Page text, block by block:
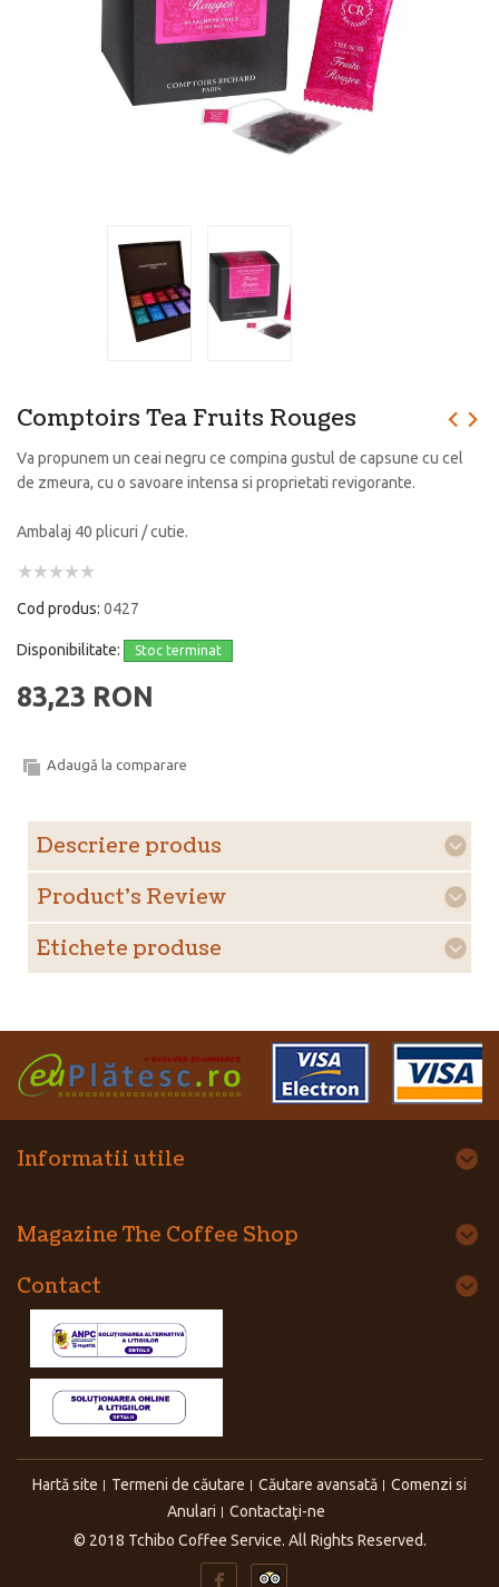
Comptoirs Tea Fruits Rouges
Va propunem un ceai negru ce compina gustul de capsune cu cel
de zmeura, cu o savoare intensa si proprietati revigorante.
Ambalaj 40 plicuri / cutie.
Cod produs: 0427
Disponibilitate: Stoc terminat
83,23 RON
Adaugă la comparare
Descriere produs
Product's Review
Etichete produse
Informatii utile
Magazine The Coffee Shop
Contact
Hartă site Termeni de căutare Căutare avansată
Comenzi si
Anulari
Contactaţi-ne
© 2018 Tchibo Coffee Service. All Rights Reserved.